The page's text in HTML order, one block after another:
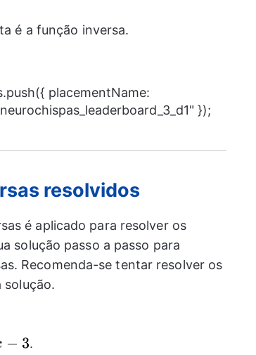
é a função inversa.
placementName:
});
resolvidos
é aplicado para resolver os
solução passo a passo para
Recomenda-se tentar resolver os
solução.
− 3.